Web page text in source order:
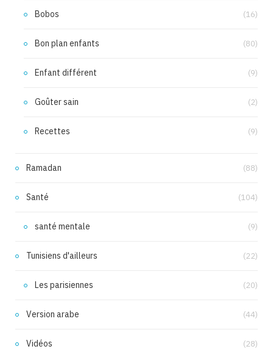
Bobos (16)
Bon plan enfants (80)
Enfant différent (9)
Goûter sain (2)
Recettes (9)
Ramadan (88)
Santé (104)
santé mentale (9)
Tunisiens d'ailleurs (22)
Les parisiennes (20)
Version arabe (44)
Vidéos (28)